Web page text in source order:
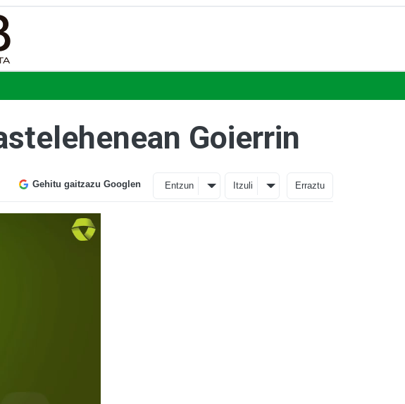
Goierrin
Gehitu gaitzazu Googlen Entzun Itzuli Erraztu